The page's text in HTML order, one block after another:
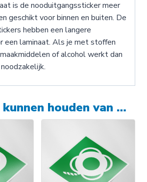
is de nooduitgangssticker meer
geschikt voor binnen en buiten. De
hebben een langere
een laminaat. Als je met stoffen
of alcohol werkt dan
houden van …